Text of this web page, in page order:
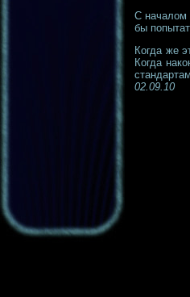
С началом
бы
Когда же
Когда
02.09.10